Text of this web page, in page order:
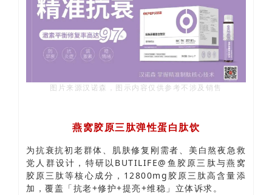
图片来源汉诺森，图示内容仅供参考不涉及销售
燕窝胶原三肽弹性蛋白肽饮
为抗衰抗初老群体、肌肤修复刚需者、美白熬夜急救
党人群设计，特研以BUTILIFE@鱼胶原三肽与燕窝
胶原三肽等核心成分， 12800mg胶原三肽高含量添
加，覆盖「抗老+修护+提亮+维稳」立体诉求。